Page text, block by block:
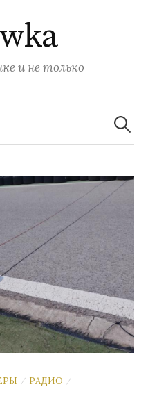
и не только
Найти:
/ РАДИО /